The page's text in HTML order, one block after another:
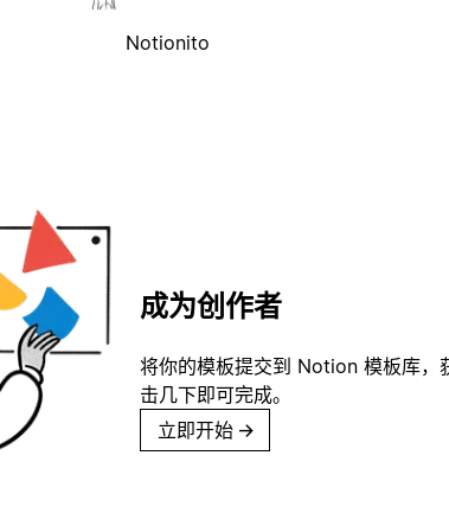
Notionito
成为创作者
将你的模板提交到 Notion 模板库
击几下即可完成。
立即开始 →